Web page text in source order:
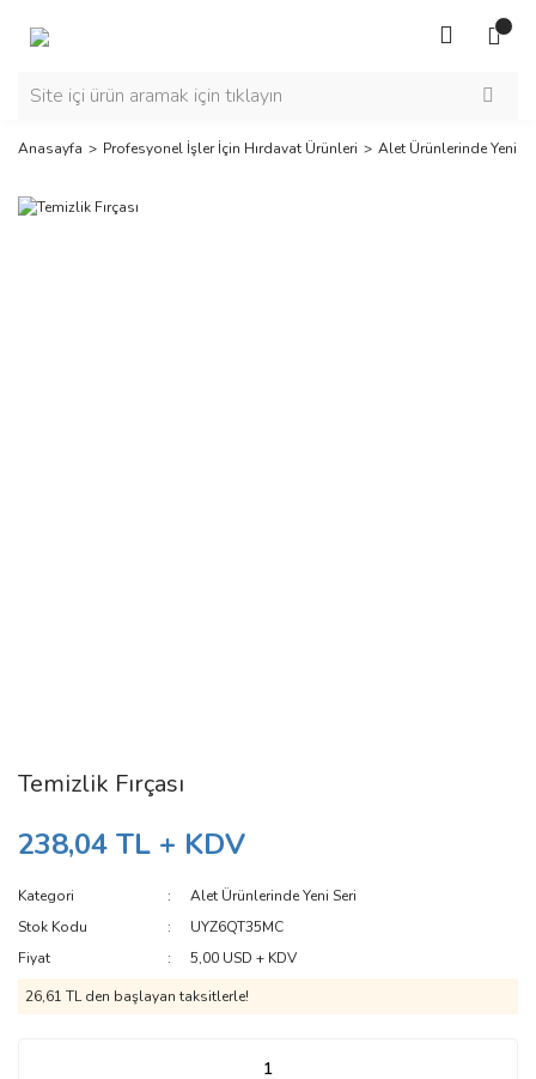
Anasayfa Profesyonel İşler İçin Hırdavat Ürünleri Alet Ürünlerinde Yeni
Temizlik Fırçası
238,04 TL + KDV
Kategori
Alet Ürünlerinde Yeni Seri
Stok Kodu
UYZ6QT35MC
Fiyat
5,00 USD + KDV
26,61 TL den başlayan taksitlerle!